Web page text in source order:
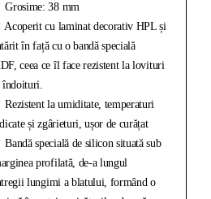
Grosime: 38 mm
Acoperit cu laminat decorativ HPL și
în față cu o bandă specială
ceea ce îl face rezistent la lovituri
îndoituri.
Rezistent la umiditate, temperaturi
și zgârieturi, ușor de curățat
Bandă specială de silicon situată sub
profilată, de-a lungul
lungimi a blatului, formând o